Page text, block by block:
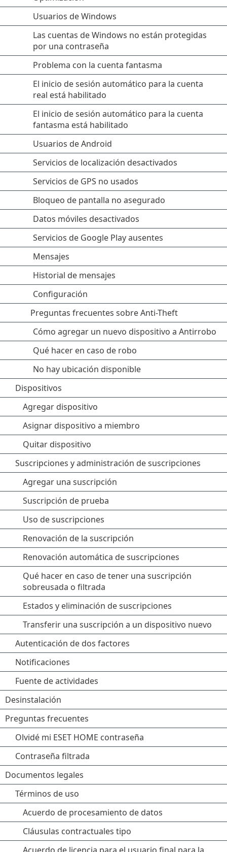
Usuarios de Windows
Las cuentas de Windows no están protegidas
por una contraseña
Problema con la cuenta fantasma
El inicio de sesión automático para la cuenta
real está habilitado
El inicio de sesión automático para la cuenta
fantasma está habilitado
Usuarios de Android
Servicios de localización desactivados
Servicios de GPS no usados
Bloqueo de pantalla no asegurado
Datos móviles desactivados
Servicios de Google Play ausentes
Mensajes
Historial de mensajes
Configuración
Preguntas frecuentes sobre Anti-Theft
Cómo agregar un nuevo dispositivo a Antirrobo
Qué hacer en caso de robo
No hay ubicación disponible
Dispositivos
Agregar dispositivo
Asignar dispositivo a miembro
Quitar dispositivo
Suscripciones y administración de suscripciones
Agregar una suscripción
Suscripción de prueba
Uso de suscripciones
Renovación de la suscripción
Renovación automática de suscripciones
Qué hacer en caso de tener una suscripción
sobreusada o filtrada
Estados y eliminación de suscripciones
Transferir una suscripción a un dispositivo nuevo
Autenticación de dos factores
Notificaciones
Fuente de actividades
Desinstalación
Preguntas frecuentes
Olvidé mi ESET HOME contraseña
Contraseña filtrada
Documentos legales
Términos de uso
Acuerdo de procesamiento de datos
Cláusulas contractuales tipo